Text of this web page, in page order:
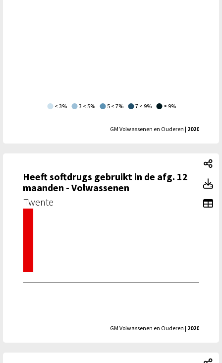
< 3% 3 < 5% 5 < 7% 7 < 9% ≥ 9%
GM Volwassenen en Ouderen | 2020
Heeft softdrugs gebruikt in de afg. 12
maanden - Volwassenen
Twente
GM Volwassenen en Ouderen | 2020